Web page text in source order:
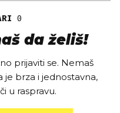
0
da želiš!
prijaviti se. Nemaš
je brza i jednostavna,
u raspravu.